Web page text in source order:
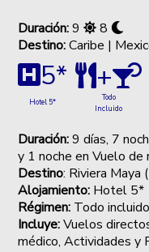
Duración:9
8
Destino:Caribe |
5*
Hotel 5*
+
Todo
Incluido
Duración:9 días, 7
y 1 noche en Vuelo de
Destino: Riviera Maya
Alojamiento: Hotel 5*
Régimen: Todo
Incluye:Vuelos
médico, Actividades y